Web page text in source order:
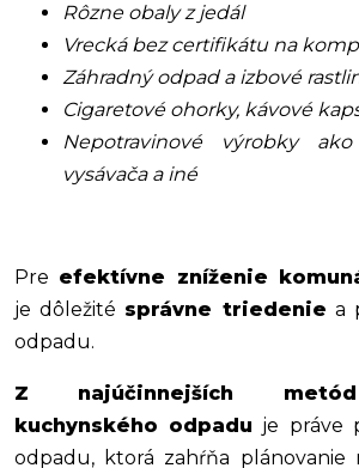
Rôzne obaly z jedál
Vrecká bez certifikátu na
Záhradný odpad a izbové
Cigaretové ohorky, kávové
Nepotravinové výrobky
vysávača a iné
Pre efektívne zníženie
je dôležité správne triedenie a
odpadu.
Z najúčinnejších
kuchynského odpadu je práve
odpadu, ktorá zahŕňa plánovanie